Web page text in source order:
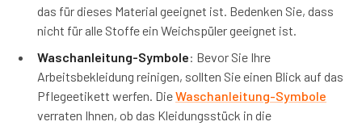
das für dieses Material geeignet ist. Bedenken Sie, dass
nicht für alle Stoffe ein Weichspüler geeignet ist.
Waschanleitung-Symbole: Bevor Sie Ihre
Arbeitsbekleidung reinigen, sollten Sie einen Blick auf das
Pflegeetikett werfen. DieWaschanleitung-Symbole
verraten Ihnen, ob das Kleidungsstück in die